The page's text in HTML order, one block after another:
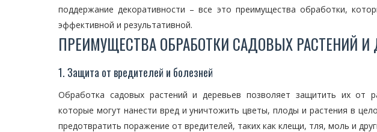
поддержание декоративности – все это преимущества обработки,
эффективной и результативной.
ПРЕИМУЩЕСТВА ОБРАБОТКИ САДОВЫХ РАСТЕНИЙ И
1. Защита от вредителей и болезней
Обработка садовых растений и деревьев позволяет защитить их от
которые могут нанести вред и уничтожить цветы, плоды и растения в
предотвратить поражение от вредителей, таких как клещи, тля, моль и